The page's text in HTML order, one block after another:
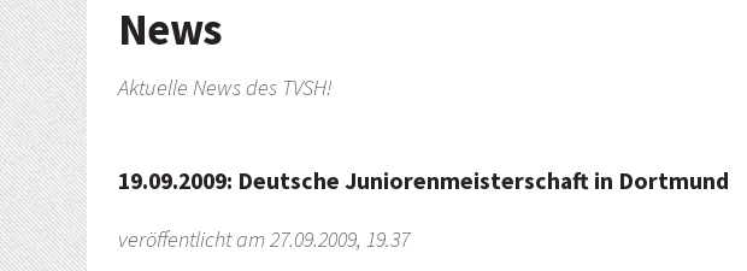
News
Aktuelle News des TVSH!
19.09.2009: Deutsche Juniorenmeisterschaft in Dortmund
veröffentlicht am 27.09.2009, 19.37